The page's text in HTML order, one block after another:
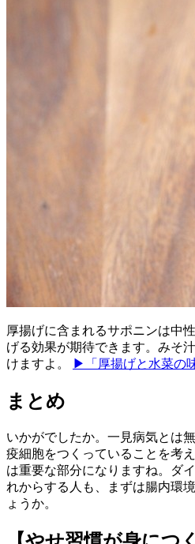
厚揚げに含まれるサポニンは中
げる効果が期待できます。みそ
けますよ。
▶「厚揚げと水菜の
まとめ
いかがでしたか。一見病気とは
疫細胞をつくっていることを考
は重要な部分になりますね。ダ
れからする人も、まずは腸内環
ょうか。